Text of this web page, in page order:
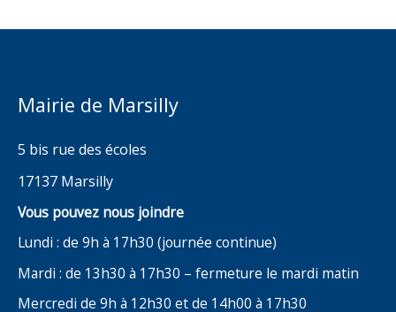
Mairie de Marsilly
5 bis rue des écoles
17137 Marsilly
Vous pouvez nous joindre
Lundi : de 9h à 17h30 (journée continue)
Mardi : de 13h30 à 17h30 – fermeture le mardi matin
Mercredi de 9h à 12h30 et de 14h00 à 17h30